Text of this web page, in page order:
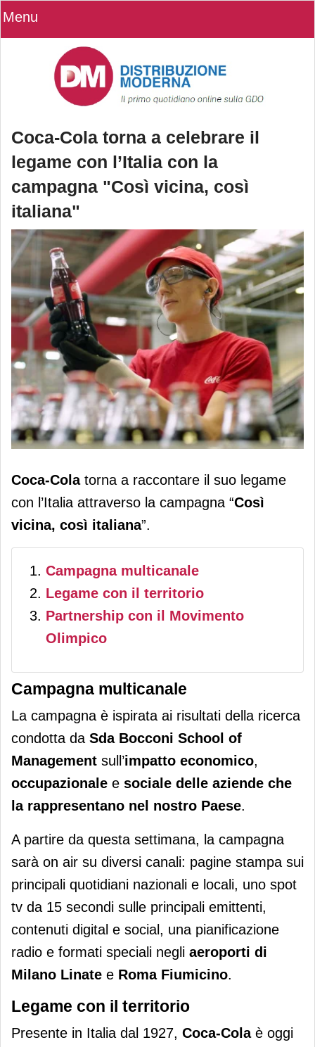
Menu
Coca-Cola torna a celebrare il
legame con l’Italia con la
campagna "Così vicina, così
italiana"
Coca-Cola torna a celebrare il legame
con l’Italia con la campagna "Così
vicina, così italiana"
Coca-Colatorna a raccontare il suo legame
con l’Italia attraverso la campagna “Così
vicina, così italiana”.
Campagna multicanale
Legame con il territorio
Partnership con il Movimento
Olimpico
Campagna multicanale
La campagna è ispirata ai risultati della ricerca
condotta da Sda Bocconi School of
Management sull’impatto economico,
occupazionale e sociale delle aziende che
la rappresentano nel nostro Paese.
A partire da questa settimana, la campagna
sarà on air su diversi canali: pagine stampa sui
principali quotidiani nazionali e locali, uno spot
tv da 15 secondi sulle principali emittenti,
contenuti digital e social, una pianificazione
radio e formati speciali negli aeroporti di
Milano Linate e Roma Fiumicino.
Legame con il territorio
Presente in Italia dal 1927, Coca-Cola è oggi